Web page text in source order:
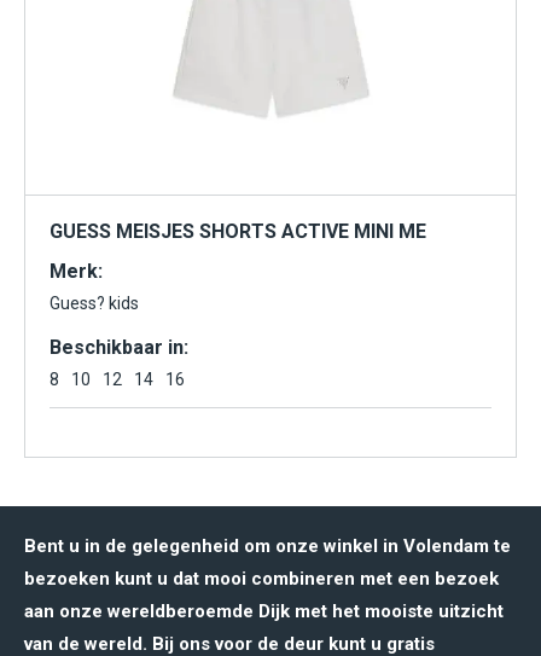
GUESS MEISJES SHORTS ACTIVE MINI ME
Merk:
Guess? kids
Beschikbaar in:
8 10 12 14 16
Bent u in de gelegenheid om onze winkel in Volendam te
bezoeken kunt u dat mooi combineren met een bezoek
aan onze wereldberoemde Dijk met het mooiste uitzicht
van de wereld. Bij ons voor de deur kunt u gratis